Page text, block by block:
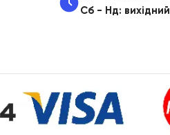
Сб - Нд: вихідний